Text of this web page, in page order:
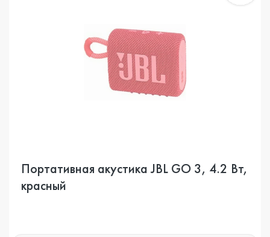
Портативная акустика JBL GO 3, 4.2 Вт,
красный